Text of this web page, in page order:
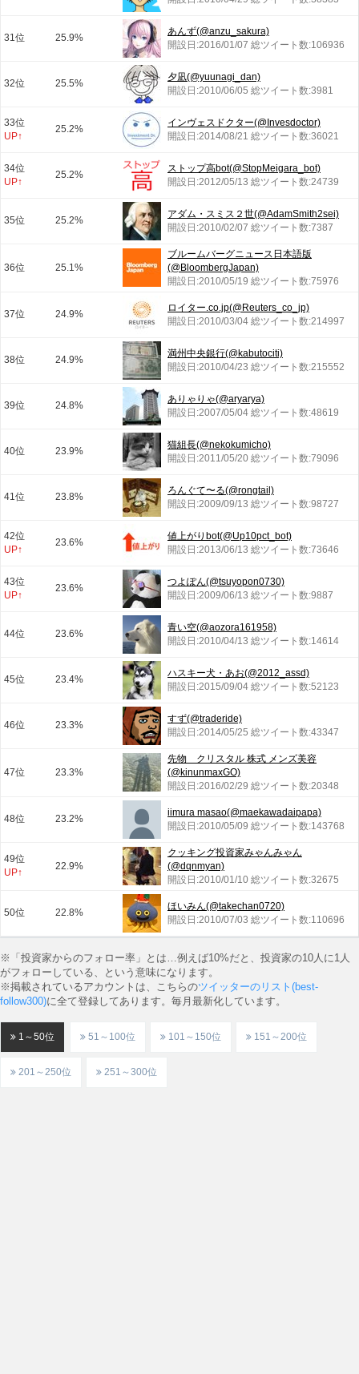
31位 25.9%
あんず(@anzu_sakura)
開設日:2016/01/07 総ツイート数:106936
32位 25.5%
夕凪(@yuunagi_dan)
開設日:2010/06/05 総ツイート数:3981
33位
UP↑
25.2%
インヴェスドクター(@Invesdoctor)
開設日:2014/08/21 総ツイート数:36021
34位
UP↑
25.2%
ストップ高bot(@StopMeigara_bot)
開設日:2012/05/13 総ツイート数:24739
35位 25.2%
アダム・スミス２世(@AdamSmith2sei)
開設日:2010/02/07 総ツイート数:7387
36位 25.1%
ブルームバーグニュース日本語版
(@BloombergJapan)
開設日:2010/05/19 総ツイート数:75976
37位 24.9%
ロイター.co.jp(@Reuters_co_jp)
開設日:2010/03/04 総ツイート数:214997
38位 24.9%
満州中央銀行(@kabutociti)
開設日:2010/04/23 総ツイート数:215552
39位 24.8%
ありゃりゃ(@aryarya)
開設日:2007/05/04 総ツイート数:48619
40位 23.9%
猫組長(@nekokumicho)
開設日:2011/05/20 総ツイート数:79096
41位 23.8%
ろんぐて〜る(@rongtail)
開設日:2009/09/13 総ツイート数:98727
42位
UP↑
23.6%
値上がりbot(@Up10pct_bot)
開設日:2013/06/13 総ツイート数:73646
43位
UP↑
23.6%
つよぽん(@tsuyopon0730)
開設日:2009/06/13 総ツイート数:9887
44位 23.6%
青い空(@aozora161958)
開設日:2010/04/13 総ツイート数:14614
45位 23.4%
ハスキー犬・あお(@2012_assd)
開設日:2015/09/04 総ツイート数:52123
46位 23.3%
すず(@traderide)
開設日:2014/05/25 総ツイート数:43347
47位 23.3%
先物 クリスタル 株式 メンズ美容
(@kinunmaxGO)
開設日:2016/02/29 総ツイート数:20348
48位 23.2%
iimura masao(@maekawadaipapa)
開設日:2010/05/09 総ツイート数:143768
49位
UP↑
22.9%
クッキング投資家みゃんみゃん
(@dqnmyan)
開設日:2010/01/10 総ツイート数:32675
50位 22.8%
ほいみん(@takechan0720)
開設日:2010/07/03 総ツイート数:110696
※「投資家からのフォロー率」とは…例えば10%だと、投資家の10人に1人
がフォローしている、という意味になります。
※掲載されているアカウントは、こちらのツイッターのリスト(best-
follow300)に全て登録してあります。毎月最新化しています。
1～50位 51～100位 101～150位 151～200位
201～250位 251～300位